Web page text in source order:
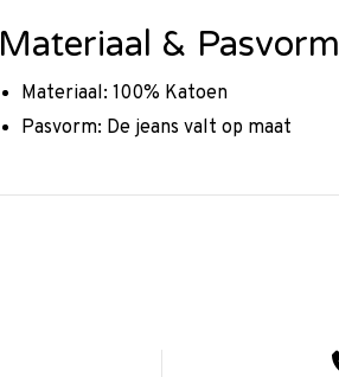
Materiaal & Pasvorm
Materiaal: 100% Katoen
Pasvorm: De jeans valt op maat